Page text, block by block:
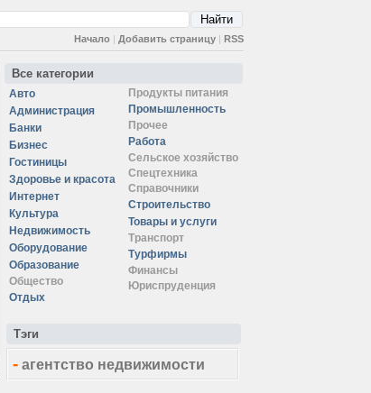
Начало | Добавить страницу | RSS
Все категории
Авто
Администрация
Банки
Бизнес
Гостиницы
Здоровье и красота
Интернет
Культура
Недвижимость
Оборудование
Образование
Общество
Отдых
Продукты питания
Промышленность
Прочее
Работа
Сельское хозяйство
Спецтехника
Справочники
Строительство
Товары и услуги
Транспорт
Турфирмы
Финансы
Юриспруденция
Тэги
- агентство недвижимости